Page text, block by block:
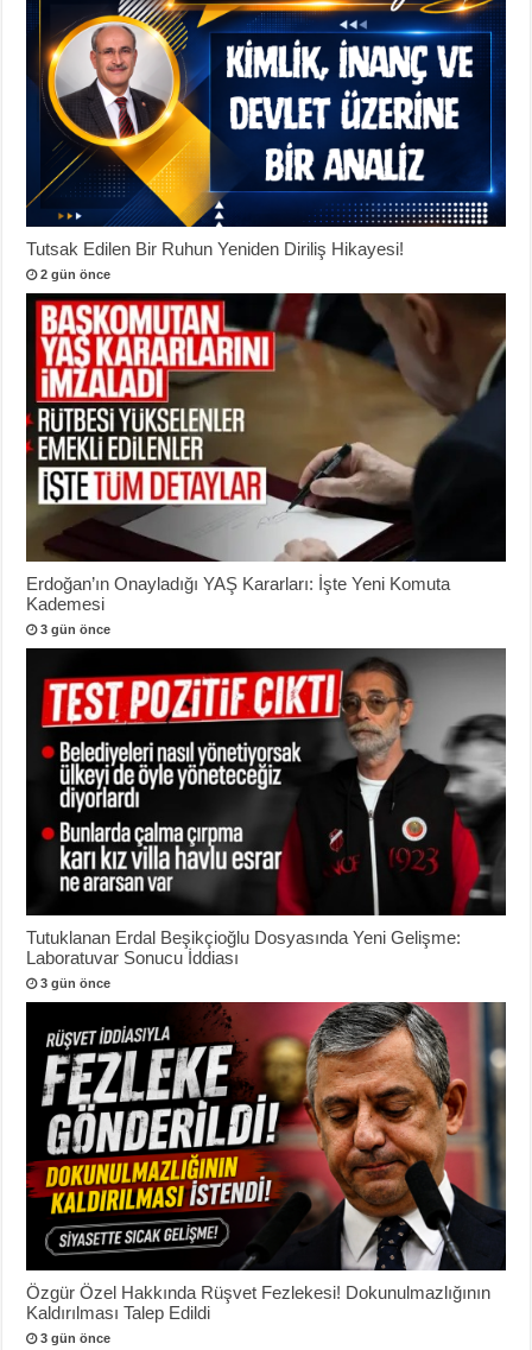
Tutsak Edilen Bir Ruhun Yeniden Diriliş Hikayesi!
2 gün önce
Erdoğan’ın Onayladığı YAŞ Kararları: İşte Yeni Komuta
Kademesi
3 gün önce
Tutuklanan Erdal Beşikçioğlu Dosyasında Yeni Gelişme:
Laboratuvar Sonucu İddiası
3 gün önce
Özgür Özel Hakkında Rüşvet Fezlekesi! Dokunulmazlığının
Kaldırılması Talep Edildi
3 gün önce